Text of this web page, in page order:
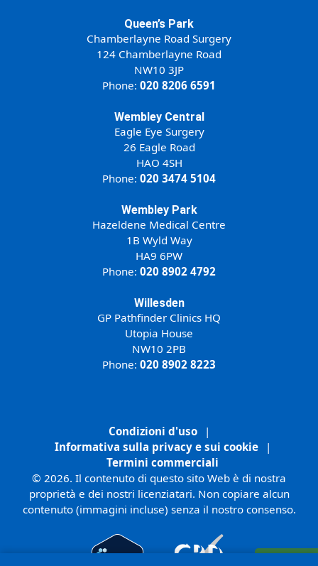
Queen’s Park
Chamberlayne Road Surgery
124 Chamberlayne Road
NW10 3JP
Phone: 020 8206 6591
Wembley Central
Eagle Eye Surgery
26 Eagle Road
HAO 4SH
Phone: 020 3474 5104
Wembley Park
Hazeldene Medical Centre
1B Wyld Way
HA9 6PW
Phone: 020 8902 4792
Willesden
GP Pathfinder Clinics HQ
Utopia House
NW10 2PB
Phone: 020 8902 8223
Condizioni d'uso
|
Informativa sulla privacy e sui cookie
|
Termini commerciali
© 2026. Il contenuto di questo sito Web è di nostra
proprietà e dei nostri licenziatari. Non copiare alcun
contenuto (immagini incluse) senza il nostro consenso.